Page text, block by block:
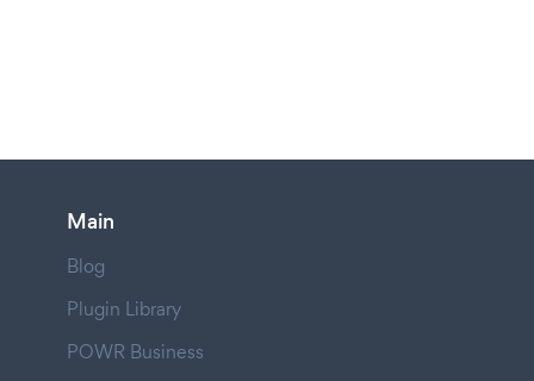
Main
Blog
Plugin Library
POWR Business